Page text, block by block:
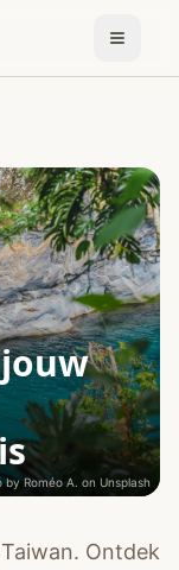
by Roméo A. on Unsplash
Ontdek